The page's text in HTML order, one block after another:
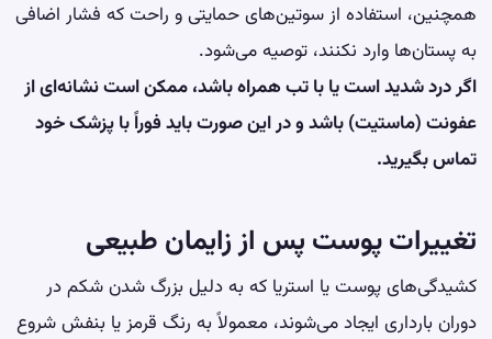
همچنین، استفاده از سوتین‌های حمایتی و راحت که فشار اضافی
به پستان‌ها وارد نکنند، توصیه می‌شود.
اگر درد شدید است یا با تب همراه باشد، ممکن است نشانه‌ای از
عفونت (ماستیت) باشد و در این صورت باید فوراً با پزشک خود
تماس بگیرید.
تغییرات پوست پس از زایمان طبیعی
کشیدگی‌های پوست یا استریا که به دلیل بزرگ شدن شکم در
دوران بارداری ایجاد می‌شوند، معمولاً به رنگ قرمز یا بنفش شروع